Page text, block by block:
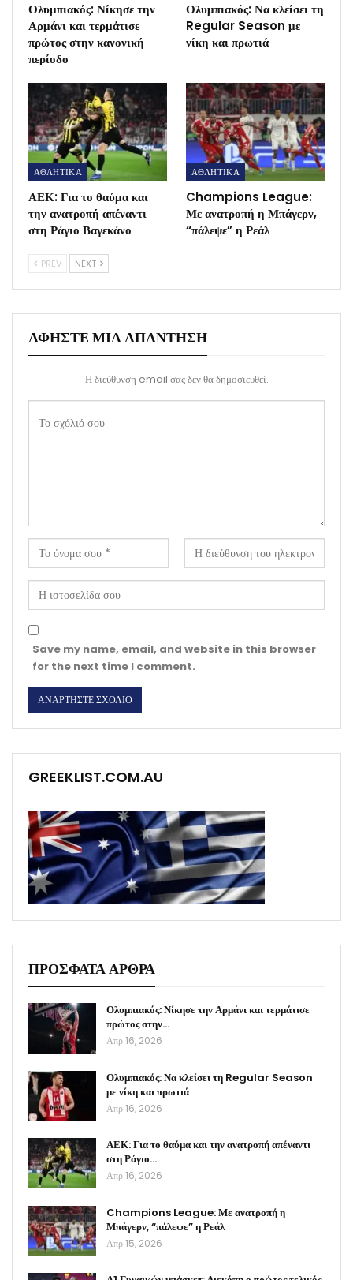
Ολυμπιακός: Νίκησε την
Αρμάνι και τερμάτισε
πρώτος στην κανονική
περίοδο
Ολυμπιακός: Να κλείσει τη
Regular Season με
νίκη και πρωτιά
ΑΘΛΗΤΙΚΑ
ΑΕΚ: Για το θαύμα και
την ανατροπή απέναντι
στη Ράγιο Βαγεκάνο
ΑΘΛΗΤΙΚΑ
Champions League:
Με ανατροπή η Μπάγερν,
“πάλεψε” η Ρεάλ
PREV NEXT
ΑΦΉΣΤΕ ΜΙΑ ΑΠΆΝΤΗΣΗ
Η διεύθυνση email σας δεν θα δημοσιευθεί.
Save my name, email, and website in this browser
for the next time I comment.
GREEKLIST.COM.AU
ΠΡΟΣΦΑΤΑ ΑΡΘΡΑ
Ολυμπιακός: Νίκησε την Αρμάνι και τερμάτισε
πρώτος στην…
Απρ 16, 2026
Ολυμπιακός: Να κλείσει τη Regular Season
με νίκη και πρωτιά
Απρ 16, 2026
ΑΕΚ: Για το θαύμα και την ανατροπή απέναντι
στη Ράγιο…
Απρ 16, 2026
Champions League: Με ανατροπή η
Μπάγερν, “πάλεψε” η Ρεάλ
Απρ 15, 2026